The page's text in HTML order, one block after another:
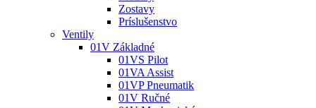
Zostavy
Príslušenstvo
Ventily
01V Základné
01VS Pilot
01VA Assist
01VP Pneumatik
01V Ručné